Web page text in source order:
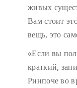
живых
Вам стоит
вещь, это
«Если вы
краткий,
Ринпоче во